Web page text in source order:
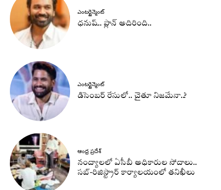
ఎంటర్టైన్మెంట్
ధనుష్‌.. ప్లాన్ అదిరింది..
ఎంటర్టైన్మెంట్
డిసెంబర్ రేసులో.. చైతూ నిజమేనా..?
ఆంధ్ర ప్రదేశ్
నంద్యాలలో ఏసీబీ అధికారుల సోదాలు..
సబ్-రిజిస్ట్రార్ కార్యాలయంలో తనిఖీలు